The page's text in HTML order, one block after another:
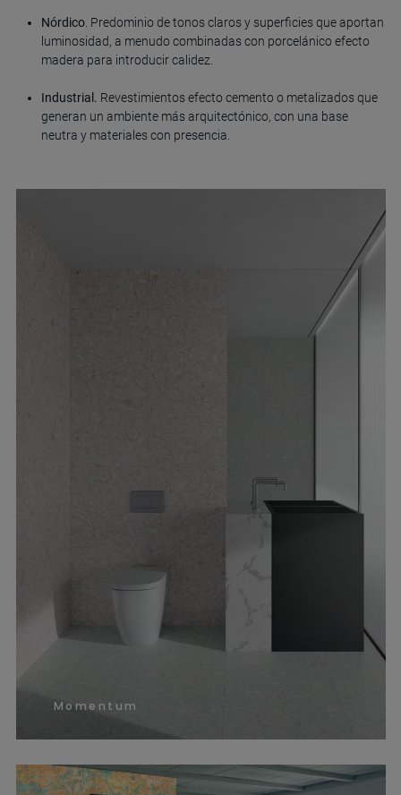
Nórdico. Predominio de tonos claros y superficies que aportan
luminosidad, a menudo combinadas con porcelánico efecto
madera para introducir calidez.
Industrial. Revestimientos efecto cemento o metalizados que
generan un ambiente más arquitectónico, con una base
neutra y materiales con presencia.
Momentum